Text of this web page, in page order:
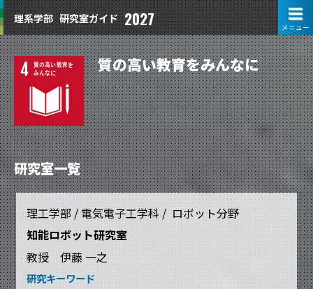
理系学部 研究室ガイド 2027
質の高い教育をみんなに
研究室一覧
理工学部 / 電気電子工学科 / ロボット分野
知能ロボット研究室
教授 伊藤 一之
研究キーワード
メニュー